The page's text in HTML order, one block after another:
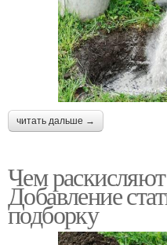
читать дальше →
Чем
Добавление
подборку